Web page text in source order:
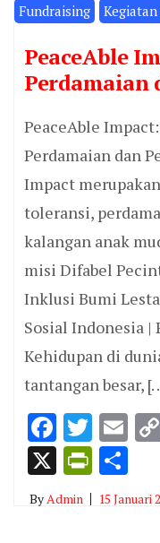
Fundraising
PeaceAble
Perdamaian
PeaceAble
Perdamaian dan
Impact
toleransi,
kalangan anak
misi Difabel
Inklusi Bumi
Sosial Indonesia |
Kehidupan di
tantangan besar,
X
By Admin 15 Januari